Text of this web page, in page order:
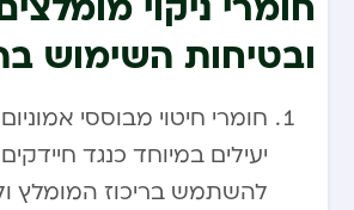
ובטיחות השימוש
חומרי חיטוי מבוססי
יעילים במיוחד כנגד חיידקים
להשתמש בריכוז המומלץ